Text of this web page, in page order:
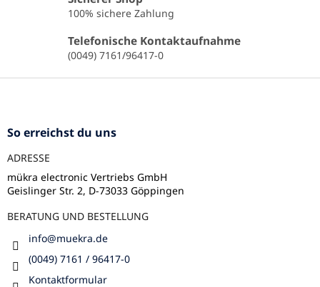
l
e
m
e
n
s
t
100% sichere Zahlung
Telefonische Kontaktaufnahme
(0049) 7161/96417-0
F
So erreichst du uns
ADRESSE
mükra electronic Vertriebs GmbH
Geislinger Str. 2, D-73033 Göppingen
BERATUNG UND BESTELLUNG
info@muekra.de
(0049) 7161 / 96417-0
Kontaktformular